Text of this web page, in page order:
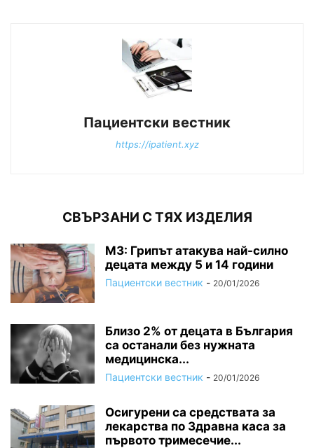
Пациентски вестник
https://ipatient.xyz
СВЪРЗАНИ С ТЯХ ИЗДЕЛИЯ
МЗ: Грипът атакува най-силно
децата между 5 и 14 години
Пациентски вестник - 20/01/2026
Близо 2% от децата в България
са останали без нужната
медицинска...
Пациентски вестник - 20/01/2026
Осигурени са средствата за
лекарства по Здравна каса за
първото тримесечие...